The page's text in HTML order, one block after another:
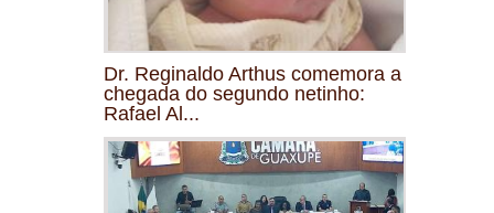
Dr. Reginaldo Arthus comemora a
chegada do segundo netinho:
Rafael Al...